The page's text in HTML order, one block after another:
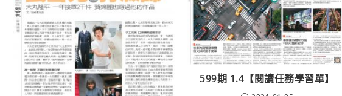
599期 1.4【閱讀任務學習單】